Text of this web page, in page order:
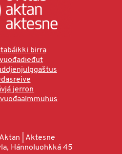
birra
jerron
| Aktesne
Hánnoluohkká 45